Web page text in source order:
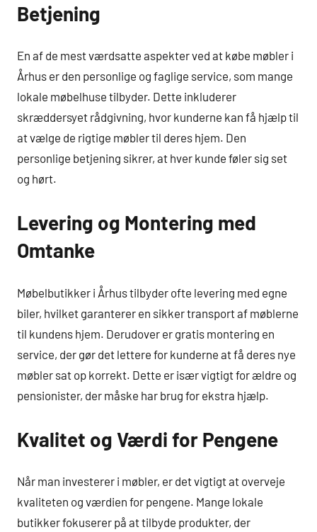
Betjening
En af de mest værdsatte aspekter ved at købe møbler i
Århus er den personlige og faglige service, som mange
lokale møbelhuse tilbyder. Dette inkluderer
skræddersyet rådgivning, hvor kunderne kan få hjælp til
at vælge de rigtige møbler til deres hjem. Den
personlige betjening sikrer, at hver kunde føler sig set
og hørt.
Levering og Montering med
Omtanke
Møbelbutikker i Århus tilbyder ofte levering med egne
biler, hvilket garanterer en sikker transport af møblerne
til kundens hjem. Derudover er gratis montering en
service, der gør det lettere for kunderne at få deres nye
møbler sat op korrekt. Dette er især vigtigt for ældre og
pensionister, der måske har brug for ekstra hjælp.
Kvalitet og Værdi for Pengene
Når man investerer i møbler, er det vigtigt at overveje
kvaliteten og værdien for pengene. Mange lokale
butikker fokuserer på at tilbyde produkter, der